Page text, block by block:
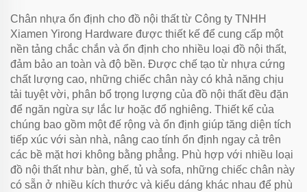
Chân nhựa ổn định cho đồ nội thất từ Công ty TNHH
Xiamen Yirong Hardware được thiết kế để cung cấp một
nền tảng chắc chắn và ổn định cho nhiều loại đồ nội thất,
đảm bảo an toàn và độ bền. Được chế tạo từ nhựa cứng
chất lượng cao, những chiếc chân này có khả năng chịu
tải tuyệt vời, phân bổ trọng lượng của đồ nội thất đều đặn
để ngăn ngừa sự lắc lư hoặc đổ nghiêng. Thiết kế của
chúng bao gồm một đế rộng và ổn định giúp tăng diện tích
tiếp xúc với sàn nhà, nâng cao tính ổn định ngay cả trên
các bề mặt hơi không bằng phẳng. Phù hợp với nhiều loại
đồ nội thất như bàn, ghế, tủ và sofa, những chiếc chân này
có sẵn ở nhiều kích thước và kiểu dáng khác nhau để phù